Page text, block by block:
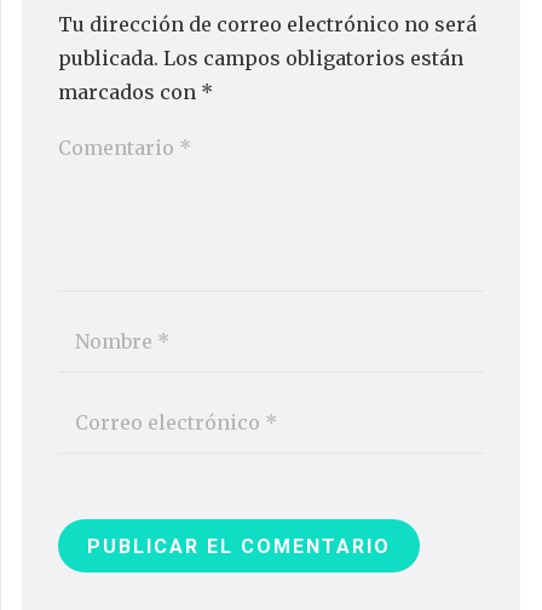
Tu dirección de correo electrónico no será
publicada. Los campos obligatorios están
marcados con *
PUBLICAR EL COMENTARIO